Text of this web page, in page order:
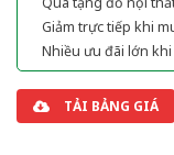
Giảm trực tiếp khi
Nhiều ưu đãi lớn
TẢI BẢNG GIÁ